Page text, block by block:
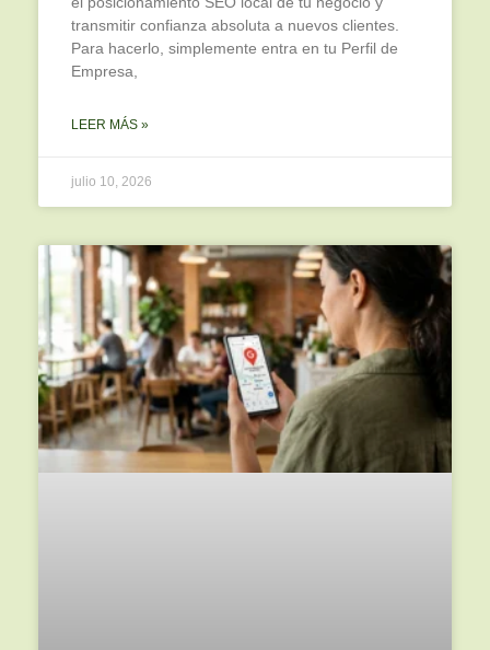
transmitir confianza absoluta a nuevos clientes.
Para hacerlo, simplemente entra en tu Perfil de
Empresa,
LEER MÁS »
julio 10, 2026